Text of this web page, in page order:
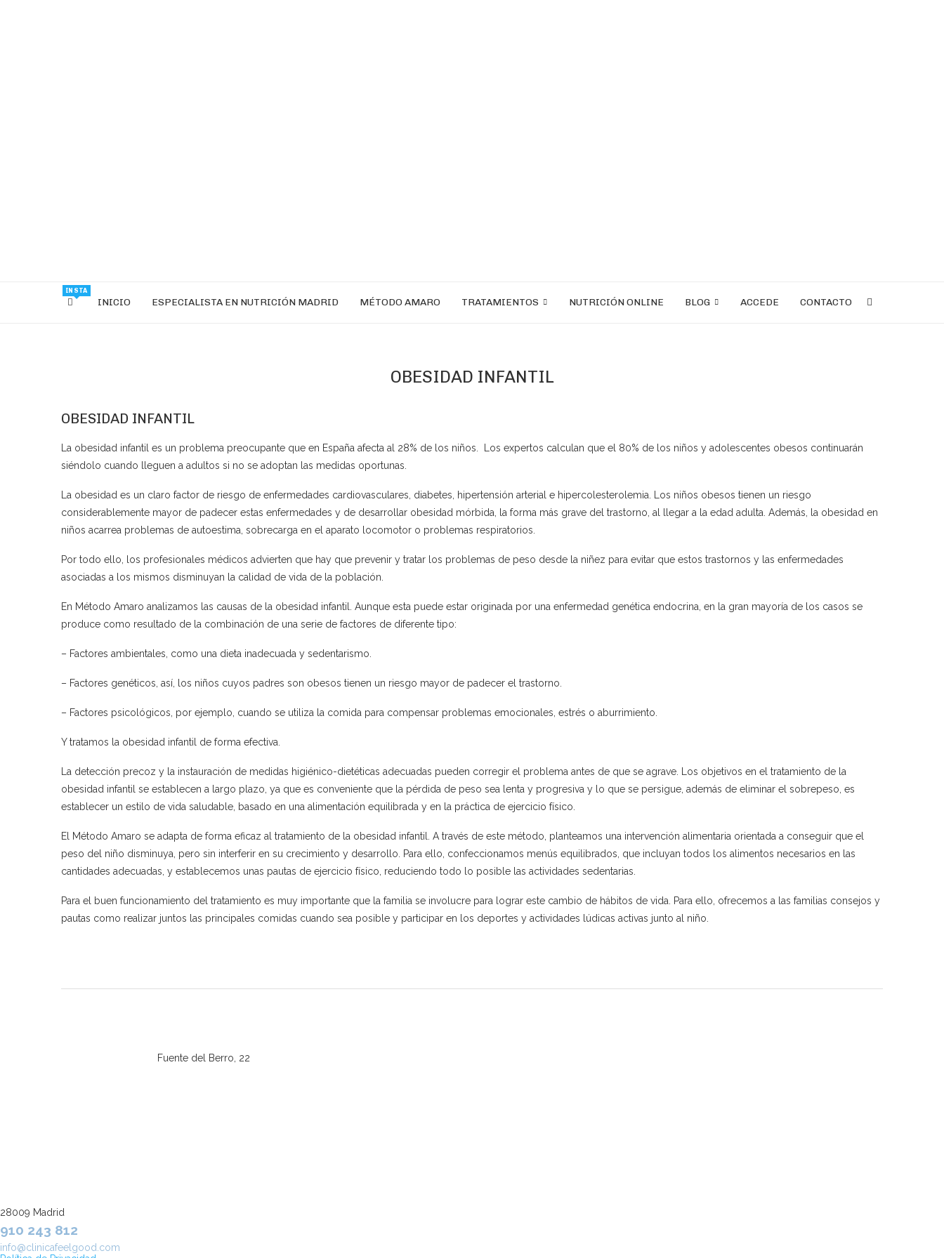
INSTA
INICIO ESPECIALISTA EN NUTRICIÓN MADRID MÉTODO AMARO TRATAMIENTOS NUTRICIÓN ONLINE BLOG ACCEDE CONTACTO
OBESIDAD INFANTIL
OBESIDAD INFANTIL
La obesidad infantil es un problema preocupante que en España afecta al 28% de los niños. Los expertos calculan que el 80% de los niños y adolescentes obesos continuarán
siéndolo cuando lleguen a adultos si no se adoptan las medidas oportunas.
La obesidad es un claro factor de riesgo de enfermedades cardiovasculares, diabetes, hipertensión arterial e hipercolesterolemia. Los niños obesos tienen un riesgo
considerablemente mayor de padecer estas enfermedades y de desarrollar obesidad mórbida, la forma más grave del trastorno, al llegar a la edad adulta. Además, la obesidad en
niños acarrea problemas de autoestima, sobrecarga en el aparato locomotor o problemas respiratorios.
Por todo ello, los profesionales médicos advierten que hay que prevenir y tratar los problemas de peso desde la niñez para evitar que estos trastornos y las enfermedades
asociadas a los mismos disminuyan la calidad de vida de la población.
En Método Amaro analizamos las causas de la obesidad infantil. Aunque esta puede estar originada por una enfermedad genética endocrina, en la gran mayoría de los casos se
produce como resultado de la combinación de una serie de factores de diferente tipo:
– Factores ambientales, como una dieta inadecuada y sedentarismo.
– Factores genéticos, así, los niños cuyos padres son obesos tienen un riesgo mayor de padecer el trastorno.
– Factores psicológicos, por ejemplo, cuando se utiliza la comida para compensar problemas emocionales, estrés o aburrimiento.
Y tratamos la obesidad infantil de forma efectiva.
La detección precoz y la instauración de medidas higiénico-dietéticas adecuadas pueden corregir el problema antes de que se agrave. Los objetivos en el tratamiento de la
obesidad infantil se establecen a largo plazo, ya que es conveniente que la pérdida de peso sea lenta y progresiva y lo que se persigue, además de eliminar el sobrepeso, es
establecer un estilo de vida saludable, basado en una alimentación equilibrada y en la práctica de ejercicio físico.
El Método Amaro se adapta de forma eficaz al tratamiento de la obesidad infantil. A través de este método, planteamos una intervención alimentaria orientada a conseguir que el
peso del niño disminuya, pero sin interferir en su crecimiento y desarrollo. Para ello, confeccionamos menús equilibrados, que incluyan todos los alimentos necesarios en las
cantidades adecuadas, y establecemos unas pautas de ejercicio físico, reduciendo todo lo posible las actividades sedentarias.
Para el buen funcionamiento del tratamiento es muy importante que la familia se involucre para lograr este cambio de hábitos de vida. Para ello, ofrecemos a las familias consejos y
pautas como realizar juntos las principales comidas cuando sea posible y participar en los deportes y actividades lúdicas activas junto al niño.
Fuente del Berro, 22
28009 Madrid
910 243 812
info@clinicafeelgood.com